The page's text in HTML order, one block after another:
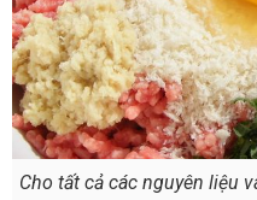
Cho tất cả các nguyên liệu